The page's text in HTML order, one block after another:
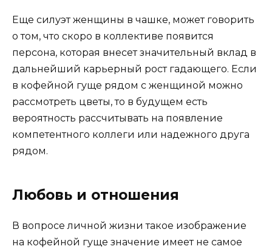
Еще силуэт женщины в чашке, может говорить
о том, что скоро в коллективе появится
персона, которая внесет значительный вклад в
дальнейший карьерный рост гадающего. Если
в кофейной гуще рядом с женщиной можно
рассмотреть цветы, то в будущем есть
вероятность рассчитывать на появление
компетентного коллеги или надежного друга
рядом.
Любовь и отношения
В вопросе личной жизни такое изображение
на кофейной гуще значение имеет не самое